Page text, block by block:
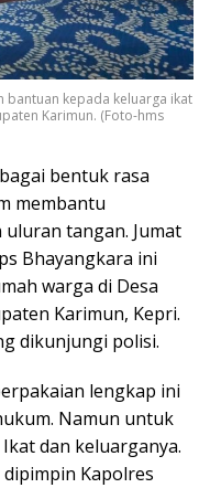
bantuan kepada keluarga ikat
Karimun. (Foto-hms
bentuk rasa
membantu
tangan. Jumat
Bhayangkara ini
warga di Desa
Karimun, Kepri.
dikunjungi polisi.
lengkap ini
Namun untuk
dan keluarganya.
Kapolres